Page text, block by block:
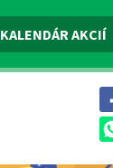
KALENDÁR AKCIÍ